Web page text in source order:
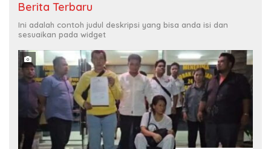
Berita Terbaru
Ini adalah contoh judul deskripsi yang bisa anda isi dan
sesuaikan pada widget